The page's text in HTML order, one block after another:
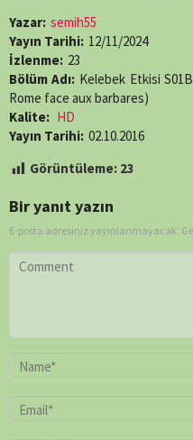
Yazar: semih55
Yayın Tarihi: 12/11/2024
İzlenme: 23
Bölüm Adı: Kelebek Etkisi
Rome face aux barbares)
Kalite: HD
Yayın Tarihi: 02.10.2016
Görüntüleme: 23
Bir yanıt yazın
E-posta adresiniz yayınlanmayacak.